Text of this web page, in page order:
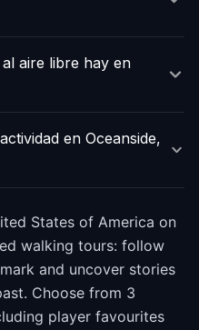
aire libre hay en
en Oceanside,
States of America on
walking tours: follow
and uncover stories
Choose from 3
player favourites